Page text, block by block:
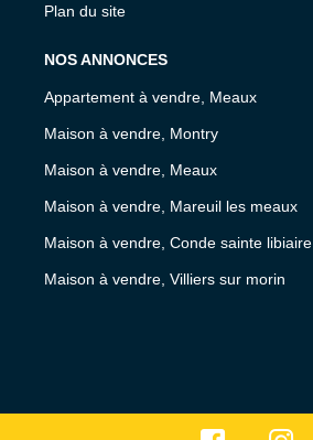
Plan du site
NOS ANNONCES
Appartement à vendre, Meaux
Maison à vendre, Montry
Maison à vendre, Meaux
Maison à vendre, Mareuil les meaux
Maison à vendre, Conde sainte libiaire
Maison à vendre, Villiers sur morin